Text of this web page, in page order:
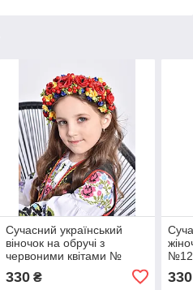
Сучасний український
віночок на обручі з
червоними квітами №
330₴ 330